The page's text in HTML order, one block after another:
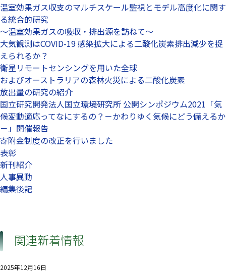
温室効果ガス収支のマルチスケール監視とモデル高度化に関す
る統合的研究
～温室効果ガスの吸収・排出源を訪ねて～
大気観測はCOVID-19 感染拡大による二酸化炭素排出減少を捉
えられるか？
衛星リモートセンシングを用いた全球
およびオーストラリアの森林火災による二酸化炭素
放出量の研究の紹介
国立研究開発法人国立環境研究所 公開シンポジウム2021「気
候変動適応ってなにするの？－かわりゆく気候にどう備えるか
－」開催報告
寄附金制度の改正を行いました
表彰
新刊紹介
人事異動
編集後記
関連新着情報
2025年12月16日